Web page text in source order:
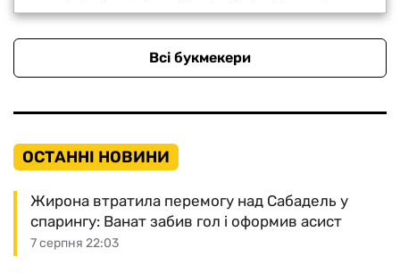
Всі букмекери
ОСТАННІ НОВИНИ
7 серпня 22:03
Жирона втратила перемогу над Сабадель у
спарингу: Ванат забив гол і оформив асист